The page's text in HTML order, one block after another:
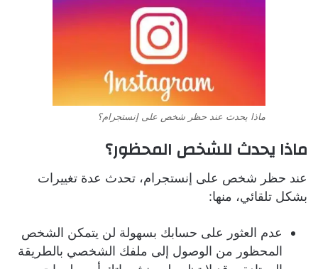
ماذا يحدث عند حظر شخص على إنستجرام؟
ماذا يحدث للشخص المحظور؟
عند حظر شخص على إنستجرام، تحدث عدة تغييرات
بشكل تلقائي، منها:
عدم العثور على حسابك بسهولة لن يتمكن الشخص
المحظور من الوصول إلى ملفك الشخصي بالطريقة